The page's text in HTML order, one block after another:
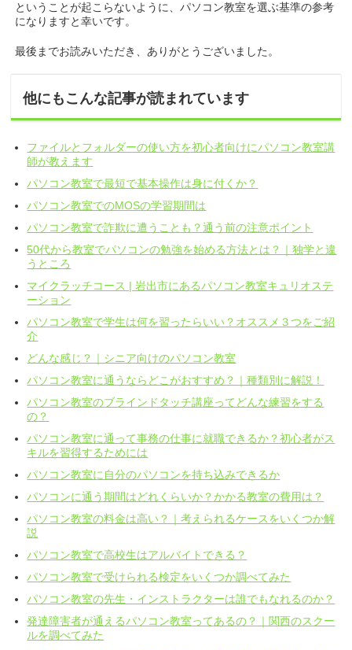
ということが起こらないように、パソコン教室を選ぶ基準の参考
になりますと幸いです。
最後までお読みいただき、ありがとうございました。
他にもこんな記事が読まれています
ファイルとフォルダーの使い方を初心者向けにパソコン教室講
師が教えます
パソコン教室で最短で基本操作は身に付くか？
パソコン教室でのMOSの学習期間は
パソコン教室で詐欺に遭うことも？通う前の注意ポイント
50代から教室でパソコンの勉強を始める方法とは？｜独学と違
うところ
マイクラッチコース | 岩出市にあるパソコン教室キュリオステ
ーション
パソコン教室で学生は何を習ったらいい？オススメ３つをご紹
介
どんな感じ？｜シニア向けのパソコン教室
パソコン教室に通うならどこがおすすめ？｜種類別に解説！
パソコン教室のブラインドタッチ講座ってどんな練習をする
の？
パソコン教室に通って事務の仕事に就職できるか？初心者がス
キルを習得するためには
パソコン教室に自分のパソコンを持ち込みできるか
パソコンに通う期間はどれくらいか？かかる教室の費用は？
パソコン教室の料金は高い？｜考えられるケースをいくつか解
説
パソコン教室で高校生はアルバイトできる？
パソコン教室で受けられる検定をいくつか調べてみた
パソコン教室の先生・インストラクターは誰でもなれるのか？
発達障害者が通えるパソコン教室ってあるの？｜関西のスクー
ルを調べてみた